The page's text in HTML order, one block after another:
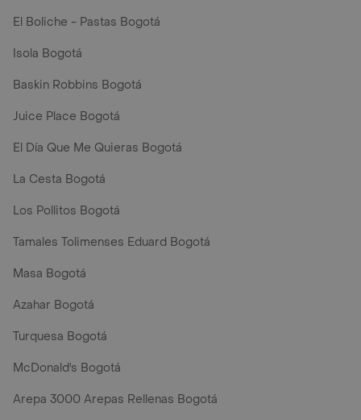
El Boliche - Pastas Bogotá
Isola Bogotá
Baskin Robbins Bogotá
Juice Place Bogotá
El Día Que Me Quieras Bogotá
La Cesta Bogotá
Los Pollitos Bogotá
Tamales Tolimenses Eduard Bogotá
Masa Bogotá
Azahar Bogotá
Turquesa Bogotá
McDonald's Bogotá
Arepa 3000 Arepas Rellenas Bogotá